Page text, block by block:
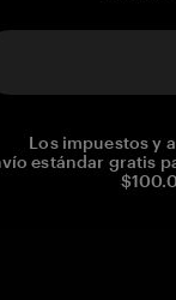
Los impuestos y
estándar gratis